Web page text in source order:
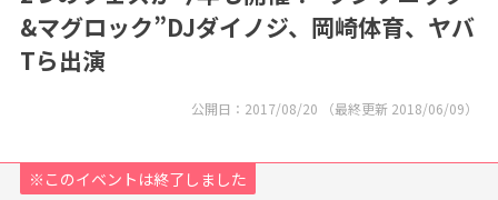
&マグロック”DJダイノジ、岡崎体育、ヤバ
Tら出演
公開日： 2017/08/20 （最終更新 2018/06/09）
※このイベントは終了しました